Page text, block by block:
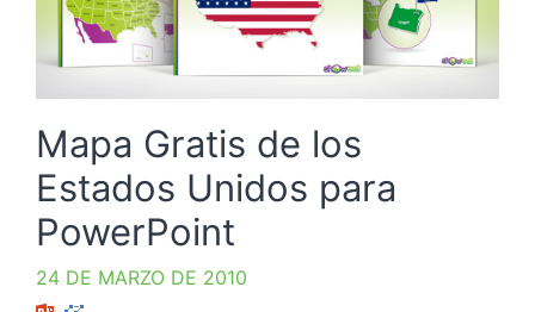
Mapa Gratis de los
Estados Unidos para
PowerPoint
24 DE MARZO DE 2010